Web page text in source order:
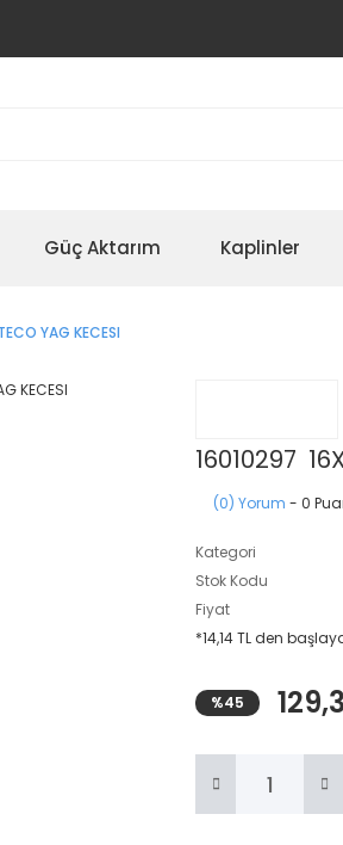
Güç Aktarım Kaplinler
YAG KECESI
16010297
(0) Yorum - 0
Kategori
Stok Kodu
Fiyat
*14,14 TL den
%45